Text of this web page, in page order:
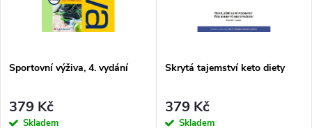
p
r
s
p
Sportovní výživa, 4. vydání
379 Kč
Skladem
Skrytá tajemství keto diety
379 Kč
Skladem